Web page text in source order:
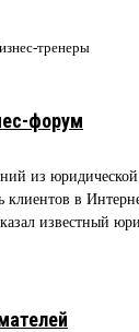
тренеры
форум
из юридической
клиентов в
известный